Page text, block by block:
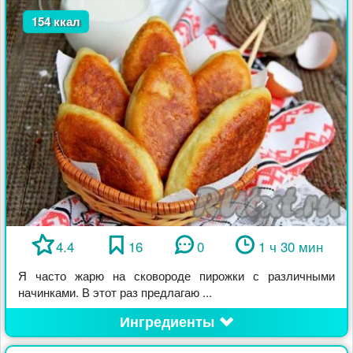
154 ккал
4.4 16 0 1 ч 30 мин
Я часто жарю на сковороде пирожки с различными
начинками. В этот раз предлагаю ...
Ингредиенты